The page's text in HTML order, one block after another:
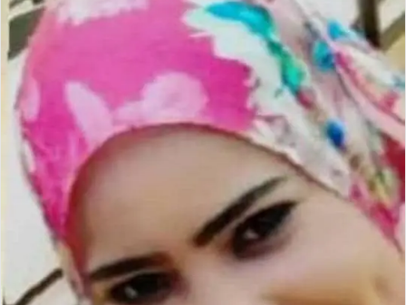
ب
ر
ي
د
ا
إ
ل
ك
ت
ر
ي
ا